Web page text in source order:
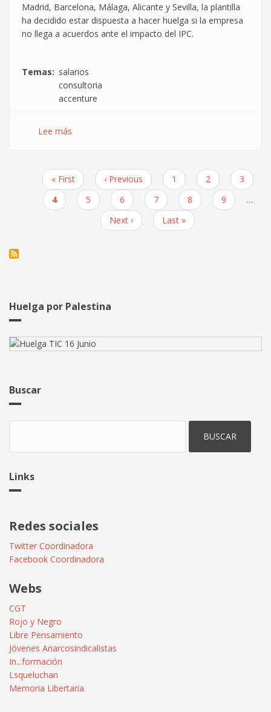
Madrid, Barcelona, Málaga, Alicante y Sevilla, la plantilla
ha decidido estar dispuesta a hacer huelga si la empresa
no llega a acuerdos ante el impacto del IPC.
Temas
salarios
consultoria
accenture
Lee más
las
reivindicaciones
por
Paginación
Primera
página
« First
Página
anterior
‹ Previous Page
1 Page
2 Page
3
Página
actual
4 Page
5 Page
6 Page
7 Page
8 Page
9
…
Siguiente
página
Next ›
Última
página
Last »
Huelga por Palestina
Buscar
Links
Redes sociales
Twitter Coordinadora
Facebook Coordinadora
Webs
CGT
Rojo y Negro
Libre Pensamiento
Jóvenes Anarcosindicalistas
In...formación
Lsqueluchan
Memoria Libertaria